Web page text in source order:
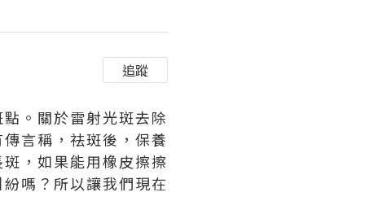
追蹤
。關於雷射光斑去除
言稱，祛斑後，保養
，如果能用橡皮擦擦
嗎？所以讓我們現在